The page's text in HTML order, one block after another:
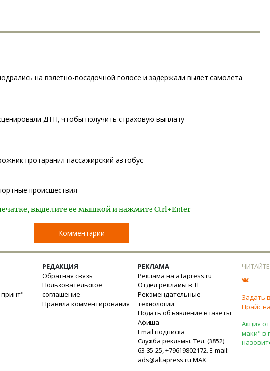
на взлетно-посадочной полосе и задержали вылет самолета
ДТП, чтобы получить страховую выплату
протаранил пассажирский автобус
происшествия
выделите ее мышкой и нажмите Ctrl+Enter
Комментарии
принт"
РЕДАКЦИЯ
Обратная связь
Пользовательское
соглашение
Правила комментирования
РЕКЛАМА
Реклама на altapress.ru
Отдел рекламы в ТГ
Рекомендательные
технологии
Подать объявление в газеты
Афиша
Email подписка
Служба рекламы. Тел. (3852)
63-35-25, +79619802172. E-mail:
ads@altapress.ru MAX
Задать
Прайс
Акция
маки" в